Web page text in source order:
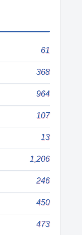
61
368
964
107
13
1,206
246
450
473